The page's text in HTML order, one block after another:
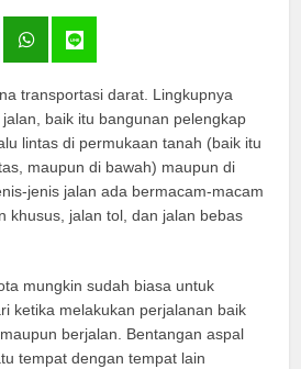
transportasi darat. Lingkupnya
baik itu bangunan pelengkap
lintas di permukaan tanah (baik itu
maupun di bawah) maupun di
jenis jalan ada bermacam-macam
khusus, jalan tol, dan jalan bebas
mungkin sudah biasa untuk
ketika melakukan perjalanan baik
berjalan. Bentangan aspal
tempat dengan tempat lain